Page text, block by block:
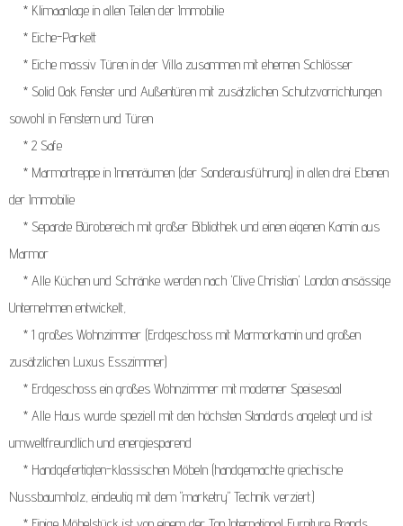
* Klimaanlage in allen Teilen der Immobilie
* Eiche-Parkett
* Eiche massiv Türen in der Villa zusammen mit ehernen Schlösser
* Solid Oak Fenster und Außentüren mit zusätzlichen Schutzvorrichtungen
sowohl in Fenstern und Türen
* 2 Safe
* Marmortreppe in Innenräumen (der Sonderausführung) in allen drei Ebenen
der Immobilie
* Separate Bürobereich mit großer Bibliothek und einen eigenen Kamin aus
Marmor
* Alle Küchen und Schränke werden nach 'Clive Christian' London ansässige
Unternehmen entwickelt,
* 1 großes Wohnzimmer (Erdgeschoss mit Marmorkamin und großen
zusätzlichen Luxus Esszimmer)
* Erdgeschoss ein großes Wohnzimmer mit moderner Speisesaal
* Alle Haus wurde speziell mit den höchsten Standards angelegt und ist
umweltfreundlich und energiesparend
* Handgefertigten-klassischen Möbeln (handgemachte griechische
Nussbaumholz, eindeutig mit dem "marketry" Technik verziert.)